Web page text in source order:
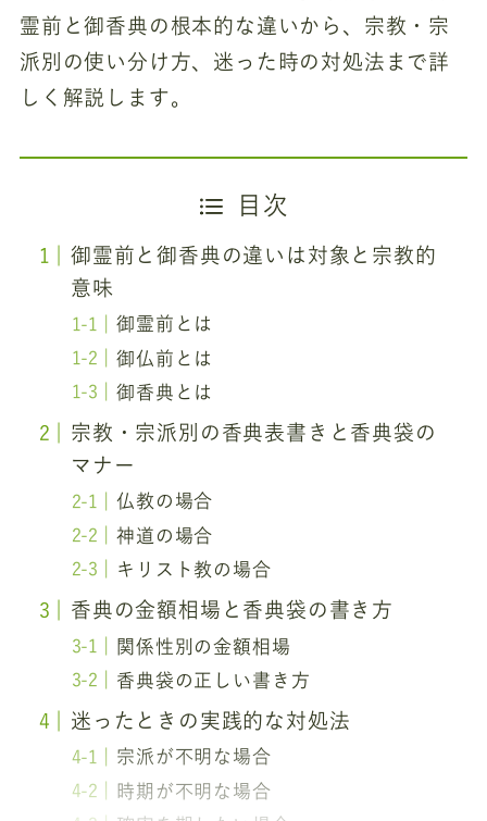
霊前と御香典の根本的な違いから、宗教・宗
派別の使い分け方、迷った時の対処法まで詳
しく解説します。
目次
御霊前と御香典の違いは対象と宗教的
意味
御霊前とは
御仏前とは
御香典とは
宗教・宗派別の香典表書きと香典袋の
マナー
仏教の場合
神道の場合
キリスト教の場合
香典の金額相場と香典袋の書き方
関係性別の金額相場
香典袋の正しい書き方
迷ったときの実践的な対処法
宗派が不明な場合
時期が不明な場合